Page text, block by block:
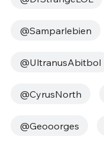
@Samparlebien
@UltranusAbitbol
@CyrusNorth
@Geooorges